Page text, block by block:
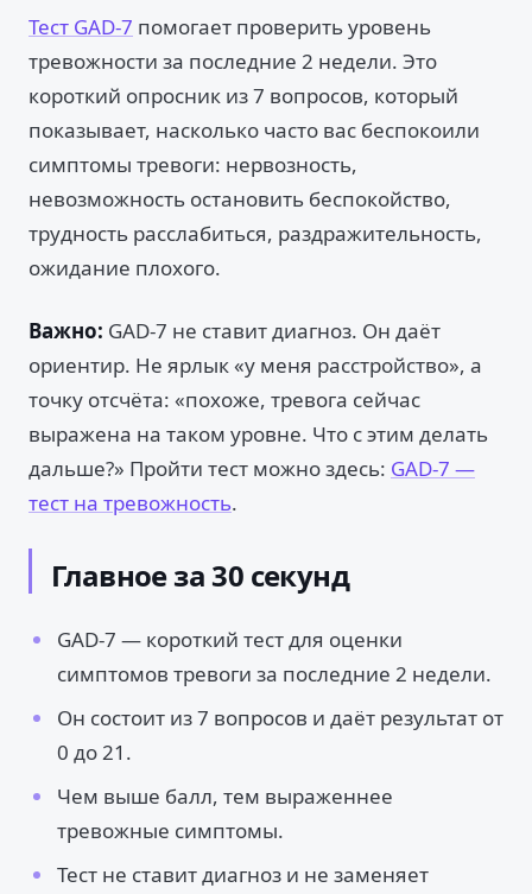
Тест GAD-7 помогает проверить уровень
тревожности за последние 2 недели. Это
короткий опросник из 7 вопросов, который
показывает, насколько часто вас беспокоили
симптомы тревоги: нервозность,
невозможность остановить беспокойство,
трудность расслабиться, раздражительность,
ожидание плохого.
Важно: GAD-7 не ставит диагноз. Он даёт
ориентир. Не ярлык «у меня расстройство», а
точку отсчёта: «похоже, тревога сейчас
выражена на таком уровне. Что с этим делать
дальше?» Пройти тест можно здесь: GAD-7 —
тест на тревожность.
Главное за 30 секунд
GAD-7 — короткий тест для оценки
симптомов тревоги за последние 2 недели.
Он состоит из 7 вопросов и даёт результат от
0 до 21.
Чем выше балл, тем выраженнее
тревожные симптомы.
Тест не ставит диагноз и не заменяет